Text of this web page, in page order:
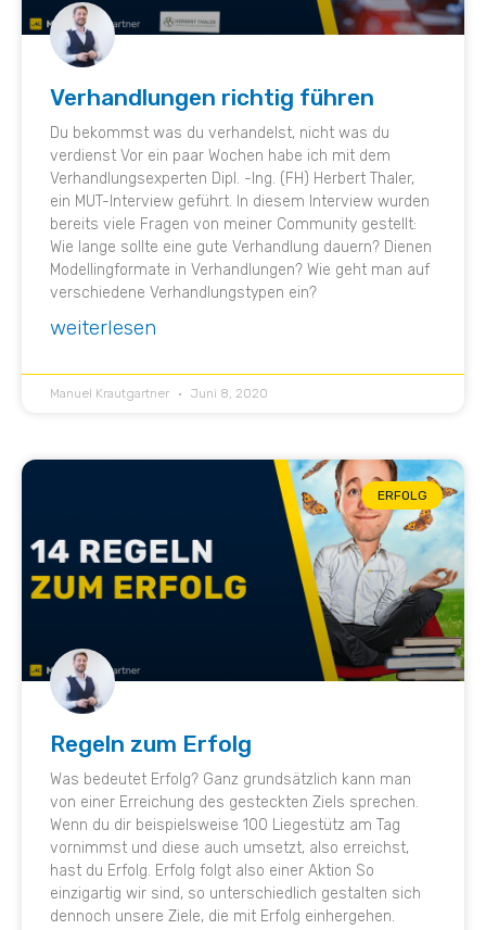
Verhandlungen richtig führen
Du bekommst was du verhandelst, nicht was du
verdienst Vor ein paar Wochen habe ich mit dem
Verhandlungsexperten Dipl. -Ing. (FH) Herbert Thaler,
ein MUT-Interview geführt. In diesem Interview wurden
bereits viele Fragen von meiner Community gestellt:
Wie lange sollte eine gute Verhandlung dauern? Dienen
Modellingformate in Verhandlungen? Wie geht man auf
verschiedene Verhandlungstypen ein?
weiterlesen
Manuel Krautgartner Juni 8, 2020
ERFOLG
Regeln zum Erfolg
Was bedeutet Erfolg? Ganz grundsätzlich kann man
von einer Erreichung des gesteckten Ziels sprechen.
Wenn du dir beispielsweise 100 Liegestütz am Tag
vornimmst und diese auch umsetzt, also erreichst,
hast du Erfolg. Erfolg folgt also einer Aktion So
einzigartig wir sind, so unterschiedlich gestalten sich
dennoch unsere Ziele, die mit Erfolg einhergehen.